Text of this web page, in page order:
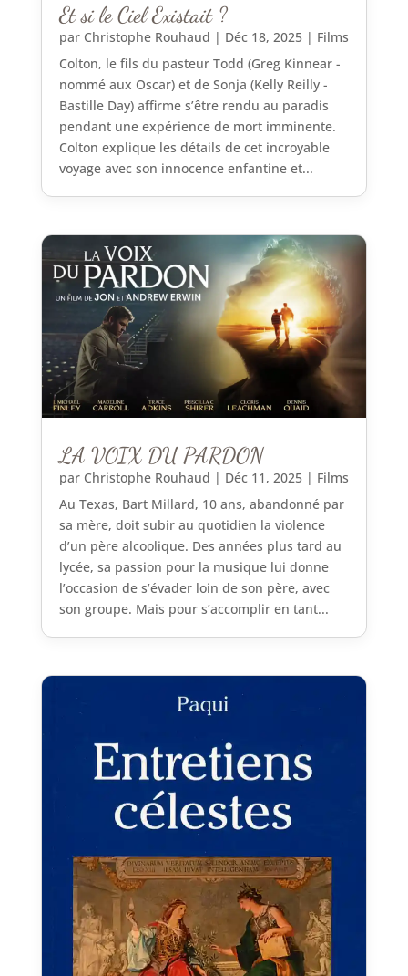
Et si le Ciel Existait ?
par Christophe Rouhaud | Déc 18, 2025| Films
Colton, le fils du pasteur Todd (Greg Kinnear -
nommé aux Oscar) et de Sonja (Kelly Reilly -
Bastille Day) affirme s’être rendu au paradis
pendant une expérience de mort imminente.
Colton explique les détails de cet incroyable
voyage avec son innocence enfantine et...
LA VOIX DU PARDON
par Christophe Rouhaud | Déc 11, 2025| Films
Au Texas, Bart Millard, 10 ans, abandonné par
sa mère, doit subir au quotidien la violence
d’un père alcoolique. Des années plus tard au
lycée, sa passion pour la musique lui donne
l’occasion de s’évader loin de son père, avec
son groupe. Mais pour s’accomplir en tant...